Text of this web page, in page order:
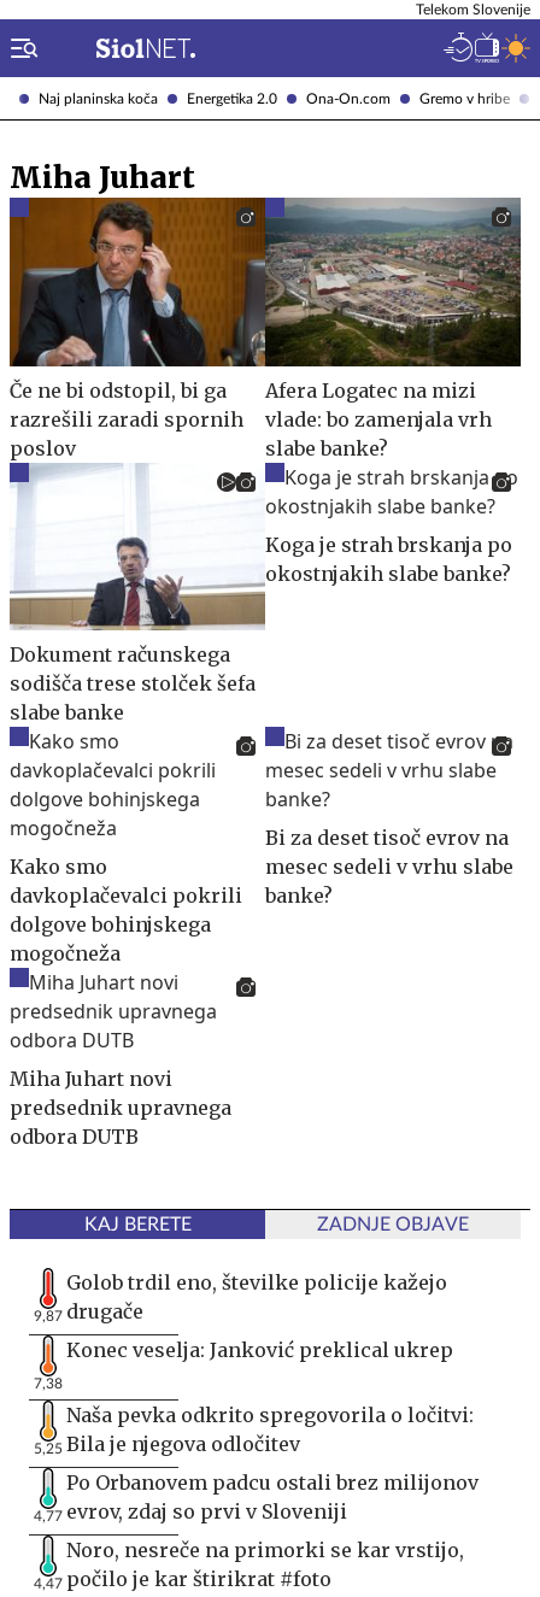
Naj planinska koča Energetika 2.0 Ona-On.com Gremo v hribe
Telekom Slovenije
Miha Juhart
Če ne bi odstopil, bi ga
razrešili zaradi spornih
poslov
Afera Logatec na mizi
vlade: bo zamenjala vrh
slabe banke?
Dokument računskega
sodišča trese stolček šefa
slabe banke
Koga je strah brskanja po
okostnjakih slabe banke?
Kako smo
davkoplačevalci pokrili
dolgove bohinjskega
mogočneža
Bi za deset tisoč evrov na
mesec sedeli v vrhu slabe
banke?
Miha Juhart novi
predsednik upravnega
odbora DUTB
KAJ BERETE ZADNJE OBJAVE
9,87
Golob trdil eno, številke policije kažejo
drugače
7,38
Konec veselja: Janković preklical ukrep
5,25
Naša pevka odkrito spregovorila o ločitvi:
Bila je njegova odločitev
4,77
Po Orbanovem padcu ostali brez milijonov
evrov, zdaj so prvi v Sloveniji
4,47
Noro, nesreče na primorki se kar vrstijo,
počilo je kar štirikrat #foto